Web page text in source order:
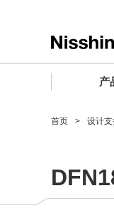
产
微
车
微
电
微
企
首页 设计